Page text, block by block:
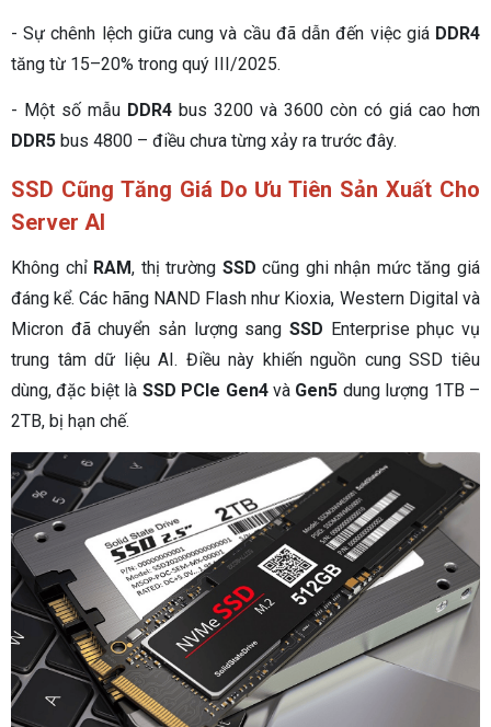
- Sự chênh lệch giữa cung và cầu đã dẫn đến việc giá DDR4
tăng từ 15–20% trong quý III/2025.
- Một số mẫu DDR4 bus 3200 và 3600 còn có giá cao hơn
DDR5 bus 4800 – điều chưa từng xảy ra trước đây.
SSD Cũng Tăng Giá Do Ưu Tiên Sản Xuất Cho
Server AI
Không chỉRAM, thị trường SSD cũng ghi nhận mức tăng giá
đáng kể. Các hãng NAND Flash như Kioxia, Western Digital và
Micron đã chuyển sản lượng sang SSD Enterprise phục vụ
trung tâm dữ liệu AI. Điều này khiến nguồn cung SSD tiêu
dùng, đặc biệt là SSD PCIe Gen4 và Gen5 dung lượng 1TB –
2TB, bị hạn chế.